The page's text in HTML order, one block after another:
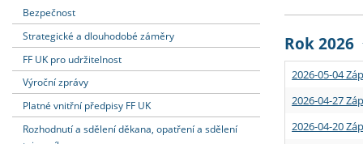
Dozvědět se více Strategie
Podpora
Podat přihlášku Učitelské
Dozvědět se více
Rigorózní
Dozvědět se více
Granty a
Dozvědět se více
Bezpečnost
Strategické a dlouhodobé záměry
FF UK pro udržitelnost
Výroční zprávy
Platné vnitřní předpisy FF UK
Rozhodnutí a sdělení děkana, opatření a sdělení
Rok 2026
2026-05-04
2026-04-27
2026-04-20